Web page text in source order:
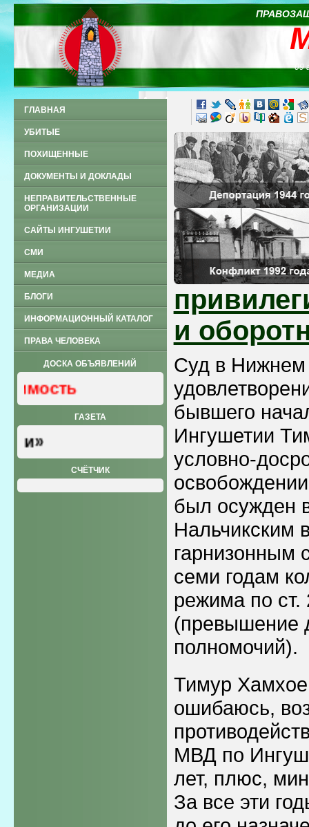
09
ГЛАВНАЯ
УБИТЫЕ
ПОХИЩЕННЫЕ
ДОКУМЕНТЫ И ДОКЛАДЫ
НЕПРАВИТЕЛЬСТВЕННЫЕ
ОРГАНИЗАЦИИ
САЙТЫ ИНГУШЕТИИ
СМИ
МЕДИА
БЛОГИ
ИНФОРМАЦИОННЫЙ КАТАЛОГ
ПРАВА ЧЕЛОВЕКА
ДОСКА ОБЪЯВЛЕНИЙ
Работа Авто
ГАЗЕТА
Газета
СЧЁТЧИК
и
Суд в Нижнем
бывшего
Ингушетии
условно-
был осужден
Нальчикским
гарнизонным
семи годам
режима по
(превышение
полномочий).
Тимур
ошибаюсь,
МВД по
лет, плюс,
За все эти